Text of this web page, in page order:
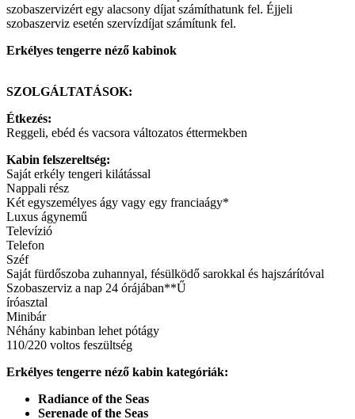
szobaszervizért egy alacsony díjat számíthatunk fel. Éjjeli
szobaszerviz esetén szervízdíjat számítunk fel.
Erkélyes tengerre néző kabinok
SZOLGÁLTATÁSOK:
Étkezés:
Reggeli, ebéd és vacsora változatos éttermekben
Kabin felszereltség:
Saját erkély tengeri kilátással
Nappali rész
Két egyszemélyes ágy vagy egy franciaágy*
Luxus ágynemű
Televízió
Telefon
Széf
Saját fürdőszoba zuhannyal, fésülködő sarokkal és hajszárítóval
Szobaszerviz a nap 24 órájában**Ű
íróasztal
Minibár
Néhány kabinban lehet pótágy
110/220 voltos feszültség
Erkélyes tengerre néző kabin kategóriák:
Radiance of the Seas
Serenade of the Seas